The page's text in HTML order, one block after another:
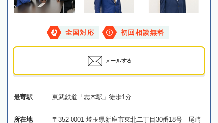
全国対応 初回相談無料
メールする
最寄駅 東武鉄道「志木駅」徒歩1分
所在地
〒352-0001 埼玉県新座市東北二丁目30番18号 尾崎